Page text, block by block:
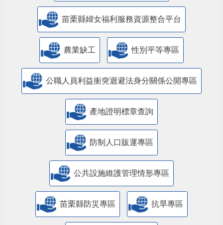
苗栗縣婦女福利服務資源整合平台
農業缺工 性別平等專區
公職人員利益衝突迴避法身分關係公開專區
產地證明標章查詢
防制人口販運專區
​公共設施維護管理情形專區
苗栗縣防災專區 抗旱專區